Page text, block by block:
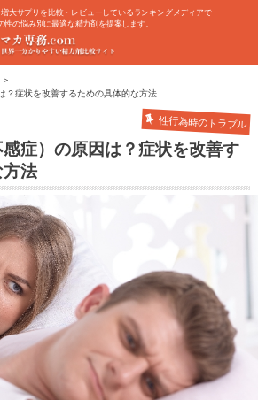
大サプリを比較・レビューしているランキングメディアで
性の悩み別に最適な精力剤を提案します。
？症状を改善するための具体的な方法
性行為時のトラブル
症）の原因は？症状を改善す
法